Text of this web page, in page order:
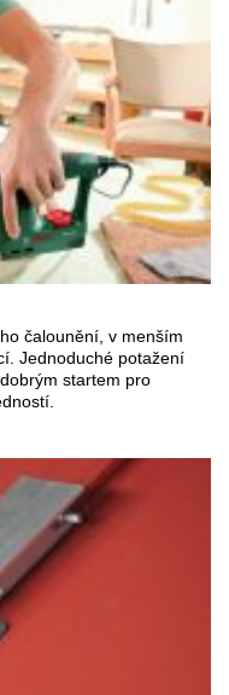
čalounění, v menším
Jednoduché potažení
startem pro